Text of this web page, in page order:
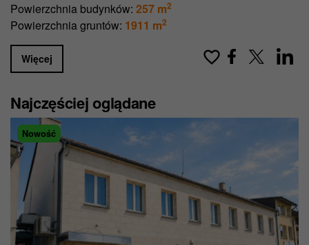
Powierzchnia budynków: 257 m2
Powierzchnia gruntów: 1911 m2
Więcej
Najczęściej oglądane
Nowość